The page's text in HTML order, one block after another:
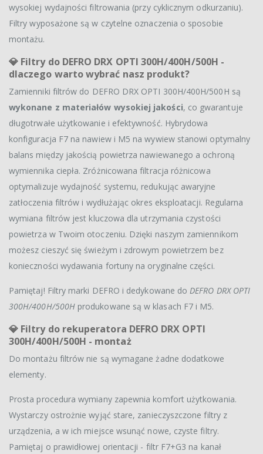
wysokiej wydajności filtrowania (przy cyklicznym odkurzaniu).
Filtry wyposażone są w czytelne oznaczenia o sposobie
montażu.
💎 Filtry do DEFRO DRX OPTI 300H/400H/500H -
dlaczego warto wybrać nasz produkt?
Zamienniki filtrów do DEFRO DRX OPTI 300H/400H/500H są
wykonane z materiałów wysokiej jakości, co gwarantuje
długotrwałe użytkowanie i efektywność. Hybrydowa
konfiguracja F7 na nawiew i M5 na wywiew stanowi optymalny
balans między jakością powietrza nawiewanego a ochroną
wymiennika ciepła. Zróżnicowana filtracja różnicowa
optymalizuje wydajność systemu, redukując awaryjne
zatłoczenia filtrów i wydłużając okres eksploatacji. Regularna
wymiana filtrów jest kluczowa dla utrzymania czystości
powietrza w Twoim otoczeniu. Dzięki naszym zamiennikom
możesz cieszyć się świeżym i zdrowym powietrzem bez
konieczności wydawania fortuny na oryginalne części.
Pamiętaj! Filtry marki DEFRO i dedykowane do DEFRO DRX OPTI
300H/400H/500Hprodukowane są w klasach F7 i M5.
💎 Filtry do rekuperatora DEFRO DRX OPTI
300H/400H/500H - montaż
Do montażu filtrów nie są wymagane żadne dodatkowe
elementy.
Prosta procedura wymiany zapewnia komfort użytkowania.
Wystarczy ostrożnie wyjąć stare, zanieczyszczone filtry z
urządzenia, a w ich miejsce wsunąć nowe, czyste filtry.
Pamiętaj o prawidłowej orientacji - filtr F7+G3 na kanał